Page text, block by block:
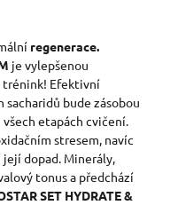
regenerace.
je vylepšenou
trénink! Efektivní
bude zásobou
etapách cvičení.
stresem, navíc
dopad. Minerály,
tonus a předchází
SET HYDRATE &